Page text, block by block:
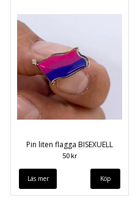
Pin liten flagga BISEXUELL
50 kr
Läs mer